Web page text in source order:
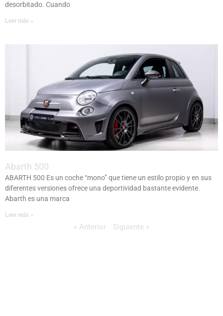
desorbitado. Cuando
Leer más »
Abarth 500
ABARTH 500 Es un coche “mono” que tiene un estilo propio y en sus
diferentes versiones ofrece una deportividad bastante evidente.
Abarth es una marca
Leer más »
« Anterior Siguiente »